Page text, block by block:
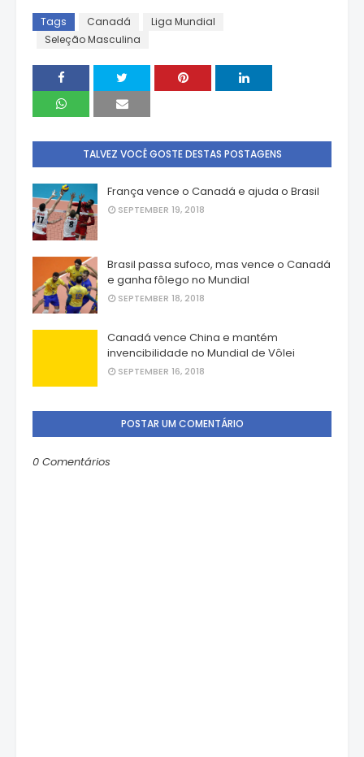
Tags Canadá
Liga Mundial
Seleção Masculina
TALVEZ VOCÊ GOSTE DESTAS POSTAGENS
França vence o Canadá e ajuda o Brasil
SEPTEMBER 19, 2018
Brasil passa sufoco, mas vence o Canadá
e ganha fôlego no Mundial
SEPTEMBER 18, 2018
Canadá vence China e mantém
invencibilidade no Mundial de Vôlei
SEPTEMBER 16, 2018
POSTAR UM COMENTÁRIO
0 Comentários